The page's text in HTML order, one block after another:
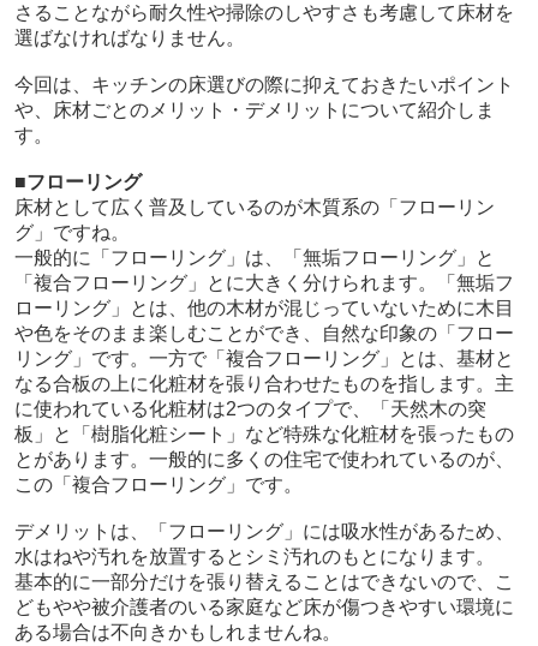
さることながら耐久性や掃除のしやすさも考慮して床材を
選ばなければなりません。
今回は、キッチンの床選びの際に抑えておきたいポイント
や、床材ごとのメリット・デメリットについて紹介しま
す。
■フローリング
床材として広く普及しているのが木質系の「フローリン
グ」ですね。
一般的に「フローリング」は、「無垢フローリング」と
「複合フローリング」とに大きく分けられます。「無垢フ
ローリング」とは、他の木材が混じっていないために木目
や色をそのまま楽しむことができ、自然な印象の「フロー
リング」です。一方で「複合フローリング」とは、基材と
なる合板の上に化粧材を張り合わせたものを指します。主
に使われている化粧材は2つのタイプで、「天然木の突
板」と「樹脂化粧シート」など特殊な化粧材を張ったもの
とがあります。一般的に多くの住宅で使われているのが、
この「複合フローリング」です。
デメリットは、「フローリング」には吸水性があるため、
水はねや汚れを放置するとシミ汚れのもとになります。
基本的に一部分だけを張り替えることはできないので、こ
どもやや被介護者のいる家庭など床が傷つきやすい環境に
ある場合は不向きかもしれませんね。